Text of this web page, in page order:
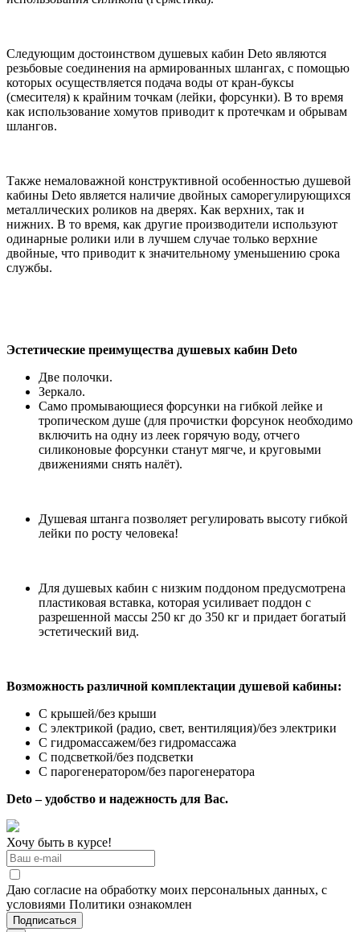
Следующим достоинством душевых кабин Deto являются
резьбовые соединения на армированных шлангах, с помощью
которых осуществляется подача воды от кран-буксы
(смесителя) к крайним точкам (лейки, форсунки). В то время
как использование хомутов приводит к протечкам и обрывам
шлангов.
Также немаловажной конструктивной особенностью душевой
кабины Deto является наличие двойных саморегулирующихся
металлических роликов на дверях. Как верхних, так и
нижних. В то время, как другие производители используют
одинарные ролики или в лучшем случае только верхние
двойные, что приводит к значительному уменьшению срока
службы.
Эстетические преимущества душевых кабин Deto
Две полочки.
Зеркало.
Само промывающиеся форсунки на гибкой лейке и
тропическом душе (для прочистки форсунок необходимо
включить на одну из леек горячую воду, отчего
силиконовые форсунки станут мягче, и круговыми
движениями снять налёт).
Душевая штанга позволяет регулировать высоту гибкой
лейки по росту человека!
Для душевых кабин с низким поддоном предусмотрена
пластиковая вставка, которая усиливает поддон с
разрешенной массы 250 кг до 350 кг и придает богатый
эстетический вид.
Возможность различной комплектации душевой кабины:
С крышей/без крыши
С электрикой (радио, свет, вентиляция)/без электрики
С гидромассажем/без гидромассажа
С подсветкой/без подсветки
С парогенератором/без парогенератора
Deto – удобство и надежность для Вас.
Хочу быть в курсе!
Даю согласие на обработку моих персональных данных, с
условиями Политики ознакомлен